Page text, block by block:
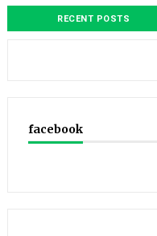
RECENT POSTS
facebook